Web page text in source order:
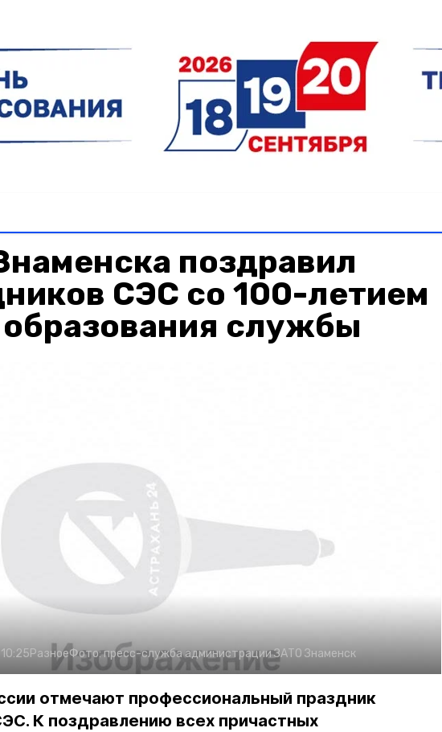
поздравил
СЭС со 100-летием
службы
РазноеФото:пресс-служба администрации ЗАТО Знаменск
отмечают профессиональный праздник
К поздравлению всех причастных